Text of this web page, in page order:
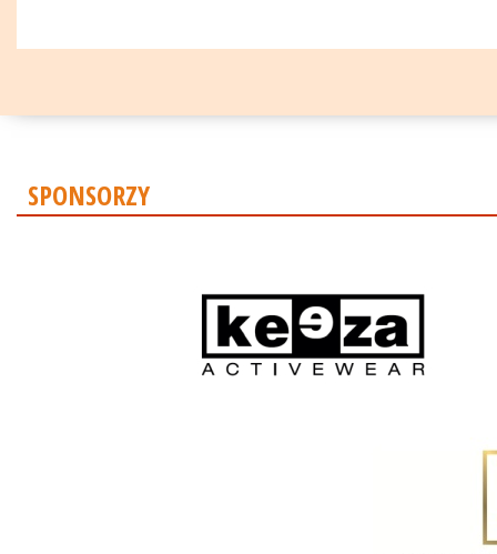
SPONSORZY